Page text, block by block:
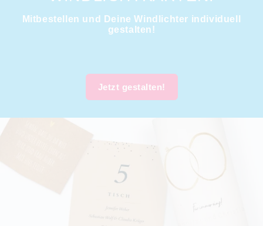
Mitbestellen und Deine Windlichter individuell
gestalten!
Jetzt gestalten!